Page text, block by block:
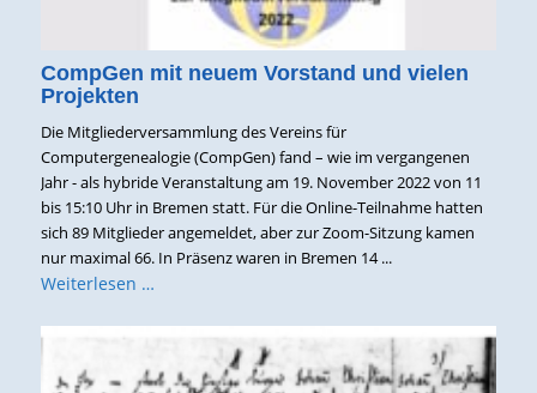
CompGen mit neuem Vorstand und vielen
Projekten
Die Mitgliederversammlung des Vereins für
Computergenealogie (CompGen) fand – wie im vergangenen
Jahr - als hybride Veranstaltung am 19. November 2022 von 11
bis 15:10 Uhr in Bremen statt. Für die Online-Teilnahme hatten
sich 89 Mitglieder angemeldet, aber zur Zoom-Sitzung kamen
nur maximal 66. In Präsenz waren in Bremen 14 ...
Weiterlesen …